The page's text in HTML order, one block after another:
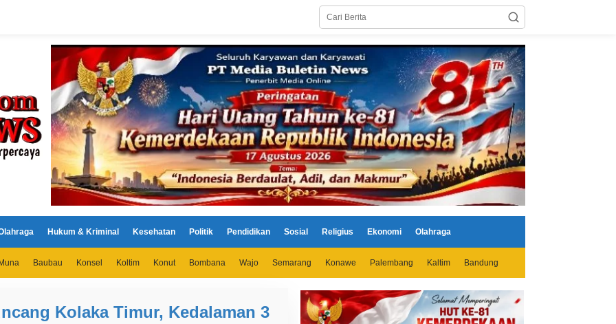
Hukum & Kriminal Kesehatan Politik Pendidikan Sosial Religius Ekonomi Olahraga
Baubau Konsel Koltim Konut Bombana Wajo Semarang Konawe Palembang Kaltim Bandung
Kolaka Timur, Kedalaman 3